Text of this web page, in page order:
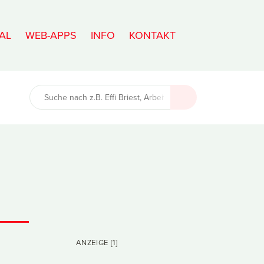
WEB-APPS INFO KONTAKT
ANZEIGE [1]